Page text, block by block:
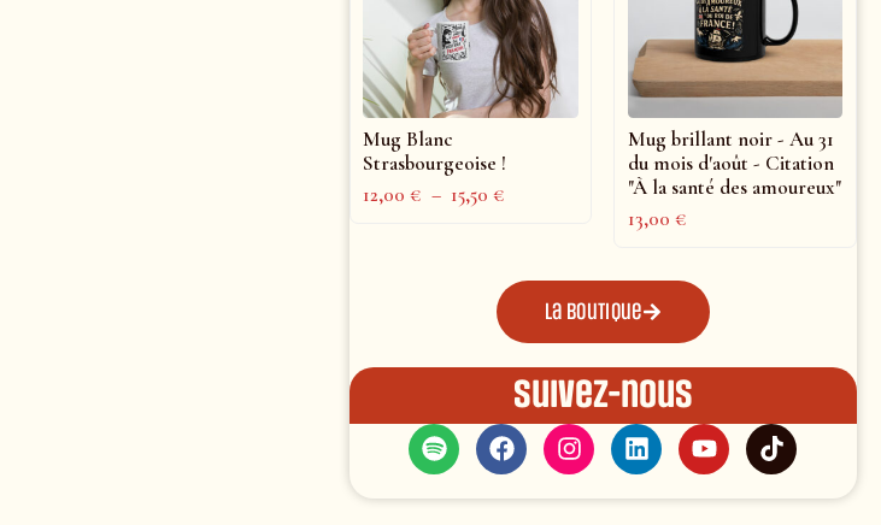
Mug Blanc
Strasbourgeoise !
12,00€ – 15,50€
Mug brillant noir - Au 31
du mois d'août - Citation
"À la santé des amoureux"
13,00€
La boutique
Suivez-nous